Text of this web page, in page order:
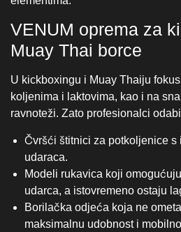
Modeli rukavica koji
udarca, a istovremeno ostaju
Borilačka odjeća koja ne
maksimalnu udobnost i
Stabilnost i prilagodba pokretima
posao u pozadini.
VENUM oprema za
sportaše
Grappling i BJJ zahtijevaju